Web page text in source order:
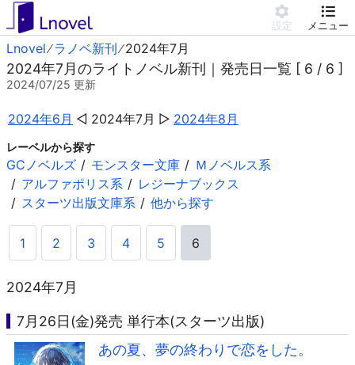
設定 メニュー
Lnovel ラノベ新刊 2024年7月
2024年7月のライトノベル新刊｜発売日一覧 [ 6 / 6 ]
2024/07/25 更新
2024年6月 2024年7月 2024年8月
レーベルから探す
GCノベルズ モンスター文庫
Ｍノベルス系
アルファポリス系
レジーナブックス
スターツ出版文庫系
他から探す
1 2 3 4 5 6
2024年7月
7月26日(金)発売 単行本(スターツ出版)
あの夏、夢の終わりで恋をした。